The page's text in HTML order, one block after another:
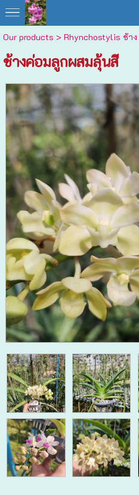
Our products > Rhynchostylis ช้าง
ช้างค่อมลูกผสมลุ้นสี